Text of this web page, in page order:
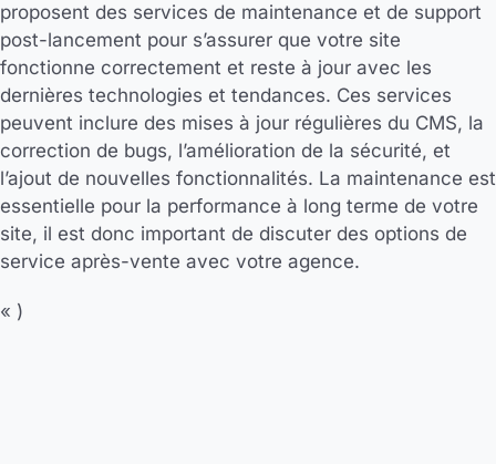
proposent des services de maintenance et de support
post-lancement pour s’assurer que votre site
fonctionne correctement et reste à jour avec les
dernières technologies et tendances. Ces services
peuvent inclure des mises à jour régulières du CMS, la
correction de bugs, l’amélioration de la sécurité, et
l’ajout de nouvelles fonctionnalités. La maintenance est
essentielle pour la performance à long terme de votre
site, il est donc important de discuter des options de
service après-vente avec votre agence.
« )